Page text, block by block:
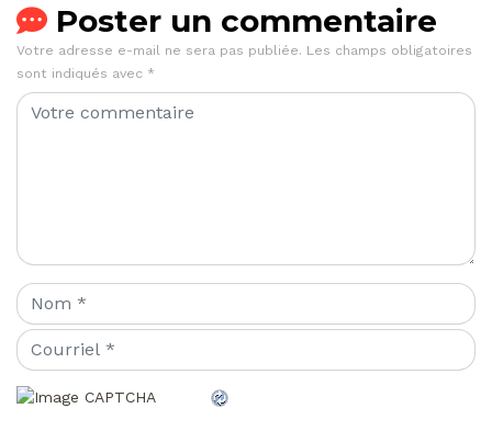
Poster un commentaire
Votre adresse e-mail ne sera pas publiée. Les champs obligatoires
sont indiqués avec *